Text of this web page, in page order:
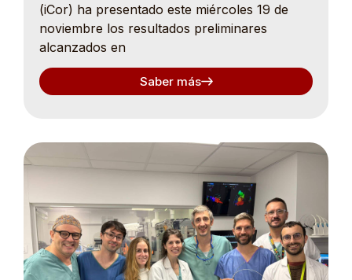
(iCor) ha presentado este miércoles 19 de
noviembre los resultados preliminares
alcanzados en
Saber más